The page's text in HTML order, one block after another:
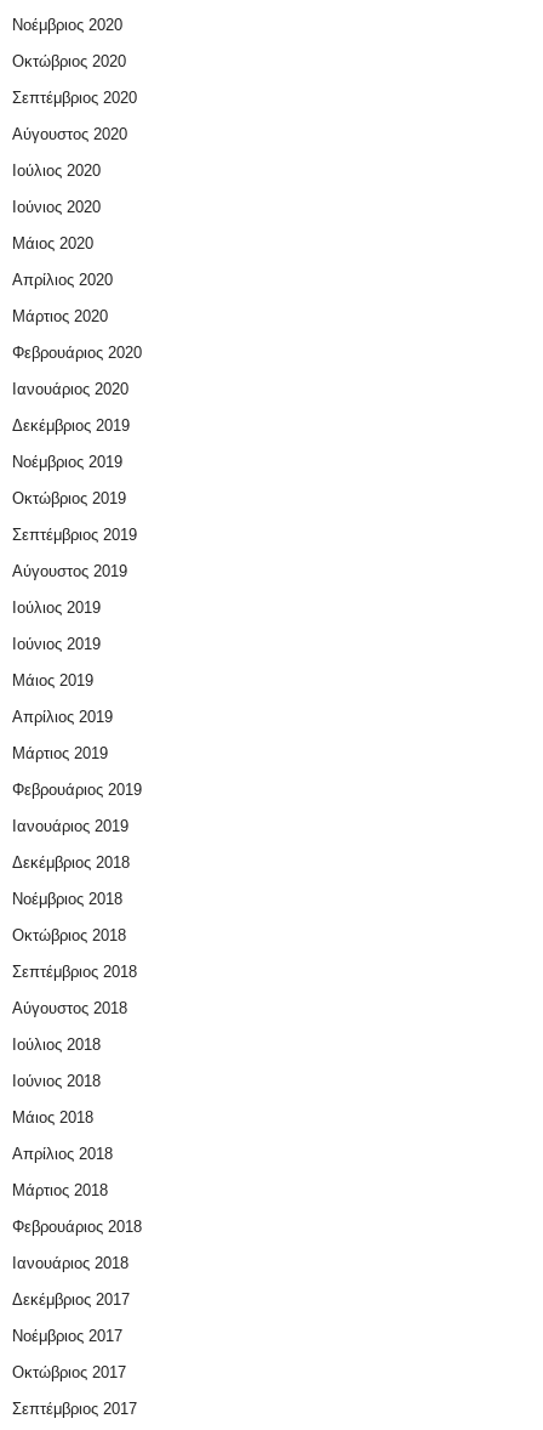
Νοέμβριος 2020
Οκτώβριος 2020
Σεπτέμβριος 2020
Αύγουστος 2020
Ιούλιος 2020
Ιούνιος 2020
Μάιος 2020
Απρίλιος 2020
Μάρτιος 2020
Φεβρουάριος 2020
Ιανουάριος 2020
Δεκέμβριος 2019
Νοέμβριος 2019
Οκτώβριος 2019
Σεπτέμβριος 2019
Αύγουστος 2019
Ιούλιος 2019
Ιούνιος 2019
Μάιος 2019
Απρίλιος 2019
Μάρτιος 2019
Φεβρουάριος 2019
Ιανουάριος 2019
Δεκέμβριος 2018
Νοέμβριος 2018
Οκτώβριος 2018
Σεπτέμβριος 2018
Αύγουστος 2018
Ιούλιος 2018
Ιούνιος 2018
Μάιος 2018
Απρίλιος 2018
Μάρτιος 2018
Φεβρουάριος 2018
Ιανουάριος 2018
Δεκέμβριος 2017
Νοέμβριος 2017
Οκτώβριος 2017
Σεπτέμβριος 2017